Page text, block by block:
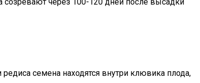
семена находятся внутри клювика плода,